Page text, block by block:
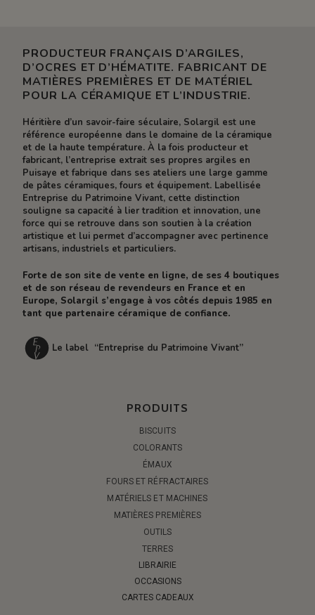
PRODUCTEUR FRANÇAIS D’ARGILES,
D’OCRES ET D’HÉMATITE. FABRICANT DE
MATIÈRES PREMIÈRES ET DE MATÉRIEL
POUR LA CÉRAMIQUE ET L’INDUSTRIE.
Héritière d’un savoir-faire séculaire, Solargil est une
référence européenne dans le domaine de la céramique
et de la haute température. À la fois producteur et
fabricant, l’entreprise extrait ses propres argiles en
Puisaye et fabrique dans ses ateliers une large gamme
de pâtes céramiques, fours et équipement. Labellisée
Entreprise du Patrimoine Vivant, cette distinction
souligne sa capacité à lier tradition et innovation, une
force qui se retrouve dans son soutien à la création
artistique et lui permet d’accompagner avec pertinence
artisans, industriels et particuliers.
Forte de son site de vente en ligne, de ses 4 boutiques
et de son réseau de revendeurs en France et en
Europe, Solargil s’engage à vos côtés depuis 1985 en
tant que partenaire céramique de confiance.
Le label “Entreprise du Patrimoine Vivant”
PRODUITS
BISCUITS
COLORANTS
ÉMAUX
FOURS ET RÉFRACTAIRES
MATÉRIELS ET MACHINES
MATIÈRES PREMIÈRES
OUTILS
TERRES
LIBRAIRIE
OCCASIONS
CARTES CADEAUX